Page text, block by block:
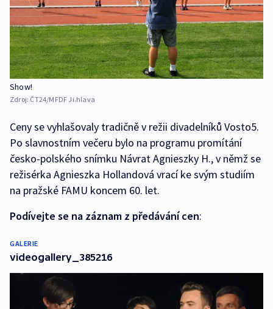
Show!
Zdroj: ČT24/MFDF Ji.hlava
Ceny se vyhlašovaly tradičně v režii divadelníků Vosto5.
Po slavnostním večeru bylo na programu promítání
česko-polského snímku Návrat Agnieszky H., v němž se
režisérka Agnieszka Hollandová vrací ke svým studiím
na pražské FAMU koncem 60. let.
Podívejte se na záznam z předávání cen:
GALERIE
videogallery_385216